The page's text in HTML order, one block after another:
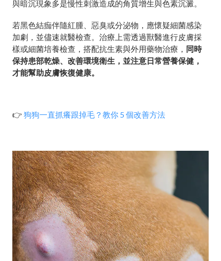
與暗沉現象多是慢性刺激造成的角質增生與色素沉澱。
若黑色結痂伴隨紅腫、惡臭或分泌物，應懷疑細菌感染
加劇，並儘速就醫檢查。治療上需透過獸醫進行皮膚採
樣或細菌培養檢查，搭配抗生素與外用藥物治療， 同時
保持患部乾燥、改善環境衛生，並注意日常營養保健，
才能幫助皮膚恢復健康。
👉 狗狗一直抓癢跟掉毛？教你 5 個改善方法